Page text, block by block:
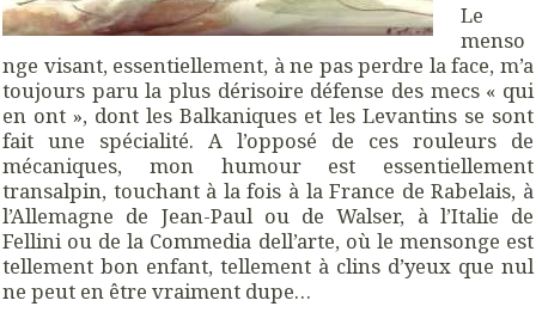
Le
menso
nge visant, essentiellement, à ne pas perdre la face, m’a
toujours paru la plus dérisoire défense des mecs « qui
en ont », dont les Balkaniques et les Levantins se sont
fait une spécialité. A l’opposé de ces rouleurs de
mécaniques, mon humour est essentiellement
transalpin, touchant à la fois à la France de Rabelais, à
l’Allemagne de Jean-Paul ou de Walser, à l’Italie de
Fellini ou de la Commedia dell’arte, où le mensonge est
tellement bon enfant, tellement à clins d’yeux que nul
ne peut en être vraiment dupe…